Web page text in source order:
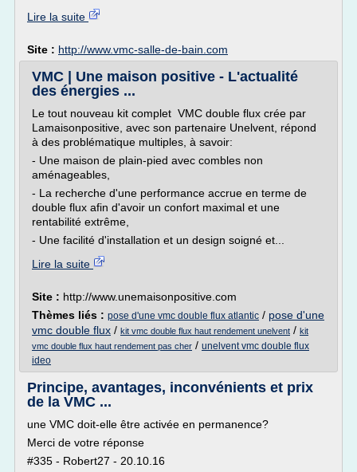
Lire la suite
Site : http://www.vmc-salle-de-bain.com
VMC | Une maison positive - L'actualité
des énergies ...
Le tout nouveau kit complet VMC double flux crée par
Lamaisonpositive, avec son partenaire Unelvent, répond
à des problématique multiples, à savoir:
- Une maison de plain-pied avec combles non
aménageables,
- La recherche d'une performance accrue en terme de
double flux afin d'avoir un confort maximal et une
rentabilité extrême,
- Une facilité d'installation et un design soigné et...
Lire la suite
Site : http://www.unemaisonpositive.com
Thèmes liés : pose d'une vmc double flux atlantic / pose d'une
vmc double flux / kit vmc double flux haut rendement unelvent / kit
vmc double flux haut rendement pas cher / unelvent vmc double flux
ideo
Principe, avantages, inconvénients et prix
de la VMC ...
une VMC doit-elle être activée en permanence?
Merci de votre réponse
#335 - Robert27 - 20.10.16